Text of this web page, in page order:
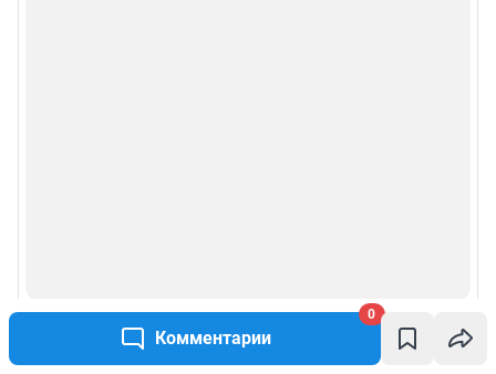
Комментарии
0